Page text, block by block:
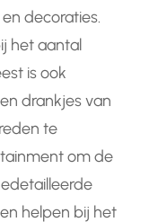
decoraties.
het aantal
is ook
drankjes van
te
om de
helpen bij het